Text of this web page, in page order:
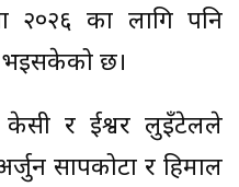
२०२६ का लागि पनि
छ।
केसी र ईश्वर लुइँटेलले
सापकोटा र हिमाल